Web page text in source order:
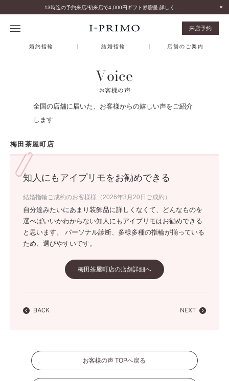
来店予約
婚約指輪 結婚指輪 店舗のご案内
Voice
お客様の声
全国の店舗に届いた、お客様からの嬉しい声をご紹介
します
梅田茶屋町店
知人にもアイプリモをお勧めできる
結婚指輪ご成約のお客様様（2026年3月20日ご成約）
自分達みたいにあまり装飾品に詳しくなくて、どんなものを
選べばいいかわからない知人にもアイプリモはお勧めできる
と思います。 パーソナル診断、多様多種の指輪が揃っている
ため、選びやすいです。
梅田茶屋町店の店舗詳細へ
BACK NEXT
お客様の声 TOPへ戻る